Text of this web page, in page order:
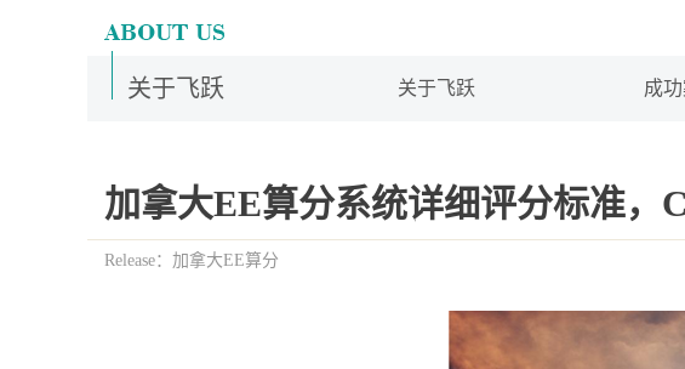
关于飞跃 关于飞跃 成功
加拿大EE算分系统详细评分标准，
Release：加拿大EE算分